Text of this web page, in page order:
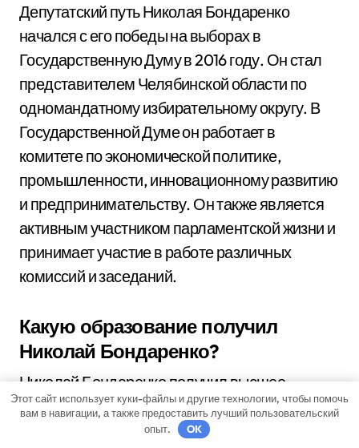
Депутатский путь Николая Бондаренко
начался с его победы на выборах в
Государственную Думу в 2016 году. Он стал
представителем Челябинской области по
одномандатному избирательному округу. В
Государственной Думе он работает в
комитете по экономической политике,
промышленности, инновационному развитию
и предпринимательству. Он также является
активным участником парламентской жизни и
принимает участие в работе различных
комиссий и заседаний.
Какую образование получил
Николай Бондаренко?
Николай Бондаренко получил высшее
образование в Московском государственном
институте международных отношений. Он
Этот сайт использует куки-файлы и другие технологии, чтобы помочь
вам в навигации, а также предоставить лучший пользовательский
опыт.
OK